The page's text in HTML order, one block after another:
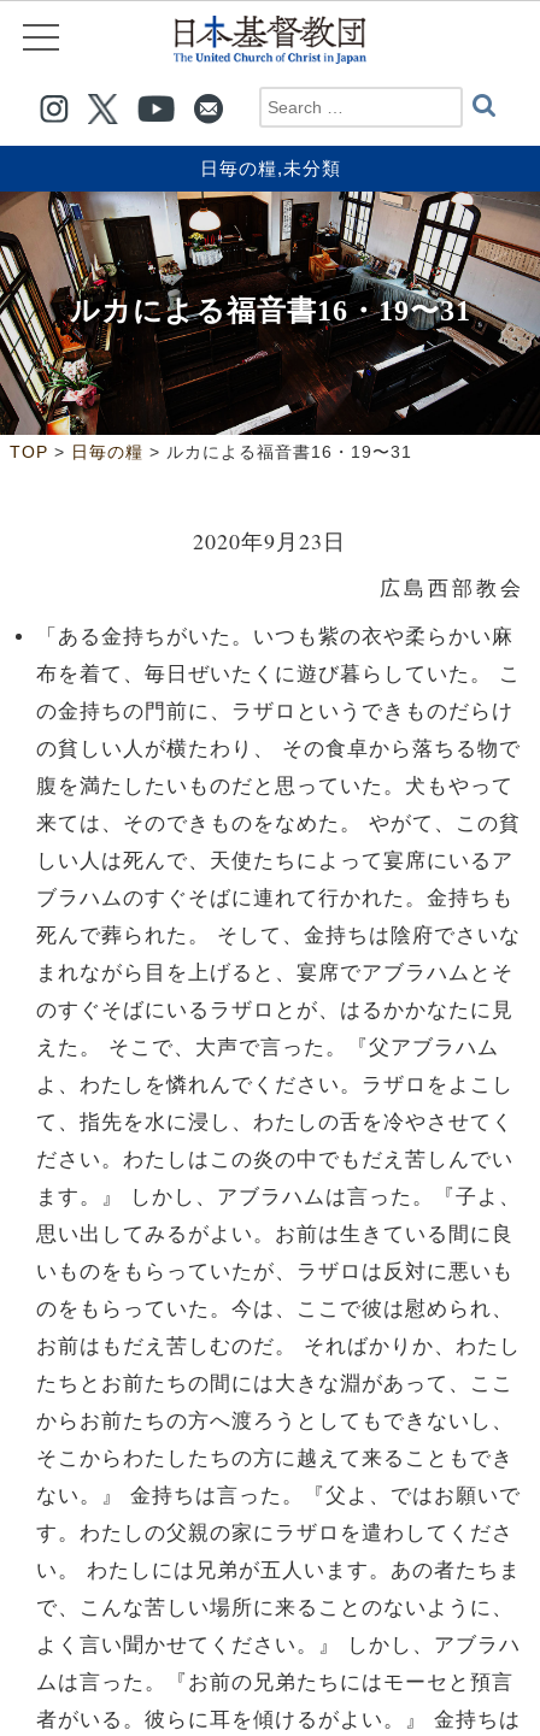
日毎の糧,未分類
ルカによる福音書16・19〜31
TOP > 日毎の糧 > ルカによる福音書16・19〜31
2020年9月23日
広島西部教会
「ある金持ちがいた。いつも紫の衣や柔らかい麻
布を着て、毎日ぜいたくに遊び暮らしていた。 こ
の金持ちの門前に、ラザロというできものだらけ
の貧しい人が横たわり、 その食卓から落ちる物で
腹を満たしたいものだと思っていた。犬もやって
来ては、そのできものをなめた。 やがて、この貧
しい人は死んで、天使たちによって宴席にいるア
ブラハムのすぐそばに連れて行かれた。金持ちも
死んで葬られた。 そして、金持ちは陰府でさいな
まれながら目を上げると、宴席でアブラハムとそ
のすぐそばにいるラザロとが、はるかかなたに見
えた。 そこで、大声で言った。『父アブラハム
よ、わたしを憐れんでください。ラザロをよこし
て、指先を水に浸し、わたしの舌を冷やさせてく
ださい。わたしはこの炎の中でもだえ苦しんでい
ます。』 しかし、アブラハムは言った。『子よ、
思い出してみるがよい。お前は生きている間に良
いものをもらっていたが、ラザロは反対に悪いも
のをもらっていた。今は、ここで彼は慰められ、
お前はもだえ苦しむのだ。 そればかりか、わたし
たちとお前たちの間には大きな淵があって、ここ
からお前たちの方へ渡ろうとしてもできないし、
そこからわたしたちの方に越えて来ることもでき
ない。』 金持ちは言った。『父よ、ではお願いで
す。わたしの父親の家にラザロを遣わしてくださ
い。 わたしには兄弟が五人います。あの者たちま
で、こんな苦しい場所に来ることのないように、
よく言い聞かせてください。』 しかし、アブラハ
ムは言った。『お前の兄弟たちにはモーセと預言
者がいる。彼らに耳を傾けるがよい。』 金持ちは